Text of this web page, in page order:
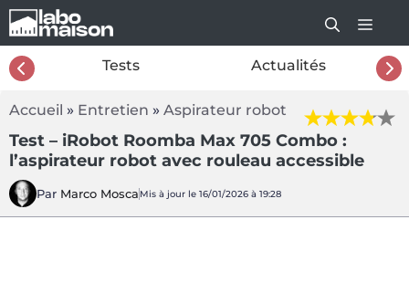
Aller
au
contenu
Tests Actualités
Accueil » Entretien » Aspirateur robot
Test – iRobot Roomba Max 705 Combo :
l’aspirateur robot avec rouleau accessible
Par Marco Mosca Mis à jour le 16/01/2026 à 19:28